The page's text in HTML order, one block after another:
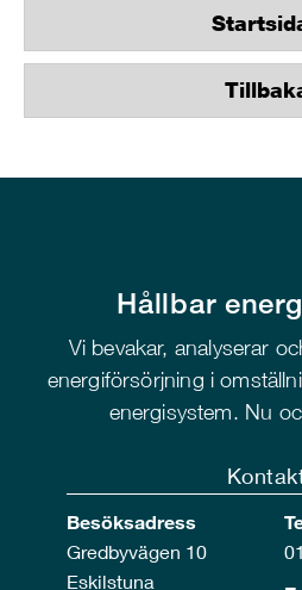
Hållbar
Vi bevakar, analyserar
energiförsörjning i
energisystem. Nu
Besöksadress
Gredbyvägen 10
Eskilstuna